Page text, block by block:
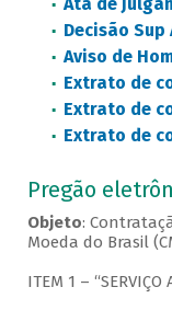
Ata de
Decisão Sup
Aviso de
Extrato de
Extrato de
Extrato de
Pregão
Objeto:
Moeda do Brasil
ITEM 1 –